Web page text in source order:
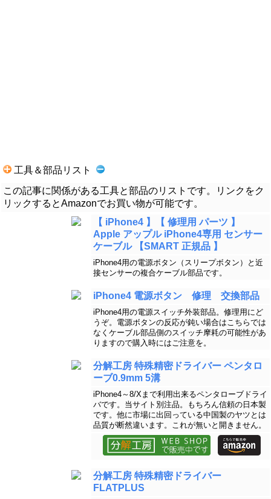
工具＆部品リスト
この記事に関係がある工具と部品のリストです。リンクをク
リックするとAmazonでお買い物が可能です。
【 iPhone4 】【 修理用 パーツ 】
Apple アップル iPhone4専用 センサー
ケーブル 【SMART 正規品 】
iPhone4用の電源ボタン（スリープボタン）と近
接センサーの複合ケーブル部品です。
iPhone4 電源ボタン 修理 交換部品
iPhone4用の電源スイッチ外装部品。修理用にど
うぞ。電源ボタンの反応が鈍い場合はこちらでは
なくケーブル部品側のスイッチ摩耗の可能性があ
りますので購入時にはご注意を。
分解工房 特殊精密ドライバー ペンタロ
ーブ0.9mm 5溝
iPhone4～8/Xまで利用出来るペンタローブドライ
バです。当サイト別注品。もちろん信頼の日本製
です。他に市場に出回っている中国製のヤツとは
品質が断然違います。これが無いと開きません。
分解工房 特殊精密ドライバー
FLATPLUS